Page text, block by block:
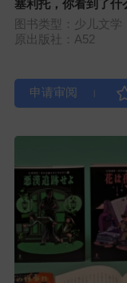
塞利托，你看到了什
图书类型：少儿文学
原出版社：A52